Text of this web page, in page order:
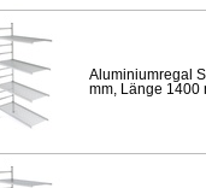
Aluminiumregal
mm, Länge 1400